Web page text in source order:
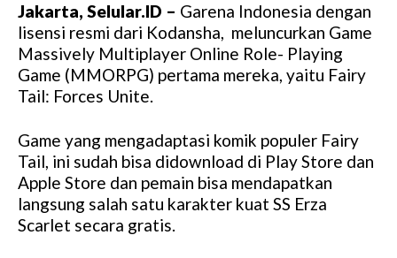
Jakarta, Selular.ID – Garena Indonesia dengan
lisensi resmi dari Kodansha, meluncurkan Game
Massively Multiplayer Online Role- Playing
Game (MMORPG) pertama mereka, yaitu Fairy
Tail: Forces Unite.
Game yang mengadaptasi komik populer Fairy
Tail, ini sudah bisa didownload di Play Store dan
Apple Store dan pemain bisa mendapatkan
langsung salah satu karakter kuat SS Erza
Scarlet secara gratis.